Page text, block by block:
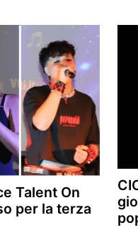
Talent On
per la terza